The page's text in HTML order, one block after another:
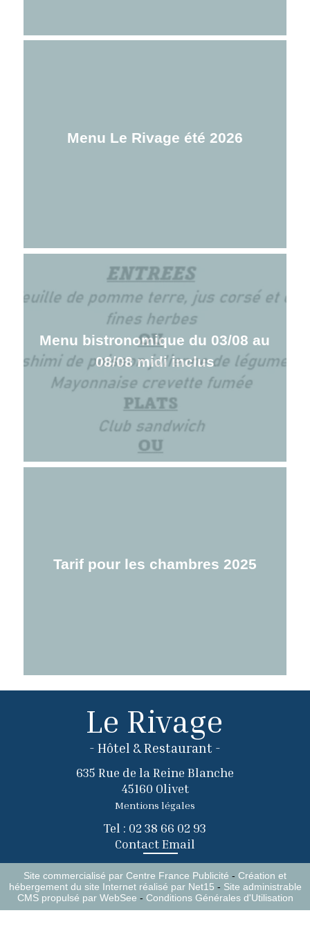
Menu Le Rivage été 2026
Menu bistronomique du 03/08 au
08/08 midi inclus
Tarif pour les chambres 2025
Le Rivage
- Hôtel & Restaurant -
635 Rue de la Reine Blanche
45160 Olivet
Mentions légales
Tel : 02 38 66 02 93
Contact Email
Site commercialisé par Centre France Publicité - Création et
hébergement du site Internet réalisé par Net15 - Site administrable
CMS propulsé par WebSee - Conditions Générales d'Utilisation